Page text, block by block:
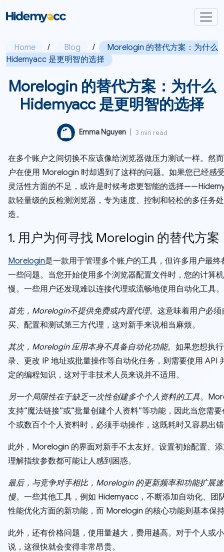
Home / Blog /
Morelogin 的替代方案：为什么
Hidemyacc 是更明智的选择
Morelogin 的替代方案：为什么
Hidemyacc 是更明智的选择
Emma Nguyen 3 min read
在多个账户之间切换不应该像给浏览器做压力测试一样。然
户在使用 Morelogin 时却遇到了这样的问题。如果您已经感
灵活性方面的不足，或许是时候考虑更智能的选择
款轻量级的反检测浏览器，专为速度、控制和轻松的多任务
造。
1. 用户为何寻找 Morelogin 的替代方案
Morelogin是一款用于管理多个账户的工具，但许多用户最终
一些问题。当您开始使用多个浏览器配置文件时，您的计算
慢。一些用户还发现难以连接代理或流畅地使用自动化工具。
首先，Morelogin不提供免费或内置代理。这意味着用户必须
买、配置和测试第三方代理，这对新手来说相当麻烦。
其次，Morelogin 应用本身不具备自动化功能。 如果您想执
录、更改 IP 地址或批量操作等自动化任务，则需要使用 API
定的编程知识，这对于非技术人员来说并不适用。
另一个局限性在于缺乏一次性创建多个个人资料的工具。
支持“魔法链接”或“批量创建个人资料”等功能，因此当您需
个或数百个个人资料时，必须手动操作，这既耗时又容易出
此外，Morelogin 的界面对新手不太友好。设置初始配置、
理解指纹参数都可能让人感到困惑。
最后，与竞争对手相比，Morelogin 的更新频率和功能扩展
慢。一些其他工具，例如 Hidemyacc，不断添加自动化、团
性能优化方面的新功能，而 Morelogin 的核心功能则基本保
此外，还有价格问题，使用量越大，费用越高。对于个人或
说，这很快就会变得非常昂贵。